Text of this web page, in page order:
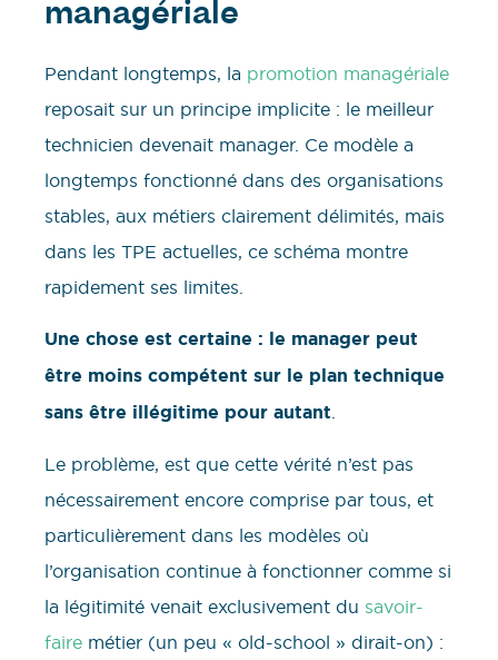
managériale
Pendant longtemps, la promotion managériale
reposait sur un principe implicite : le meilleur
technicien devenait manager. Ce modèle a
longtemps fonctionné dans des organisations
stables, aux métiers clairement délimités, mais
dans les TPE actuelles, ce schéma montre
rapidement ses limites.
Une chose est certaine : le manager peut
être moins compétent sur le plan technique
sans être illégitime pour autant
Le problème, est que cette vérité n’est pas
nécessairement encore comprise par tous, et
particulièrement dans les modèles où
l’organisation continue à fonctionner comme si
la légitimité venait exclusivement du savoir-
faire métier (un peu « old-school » dirait-on) :